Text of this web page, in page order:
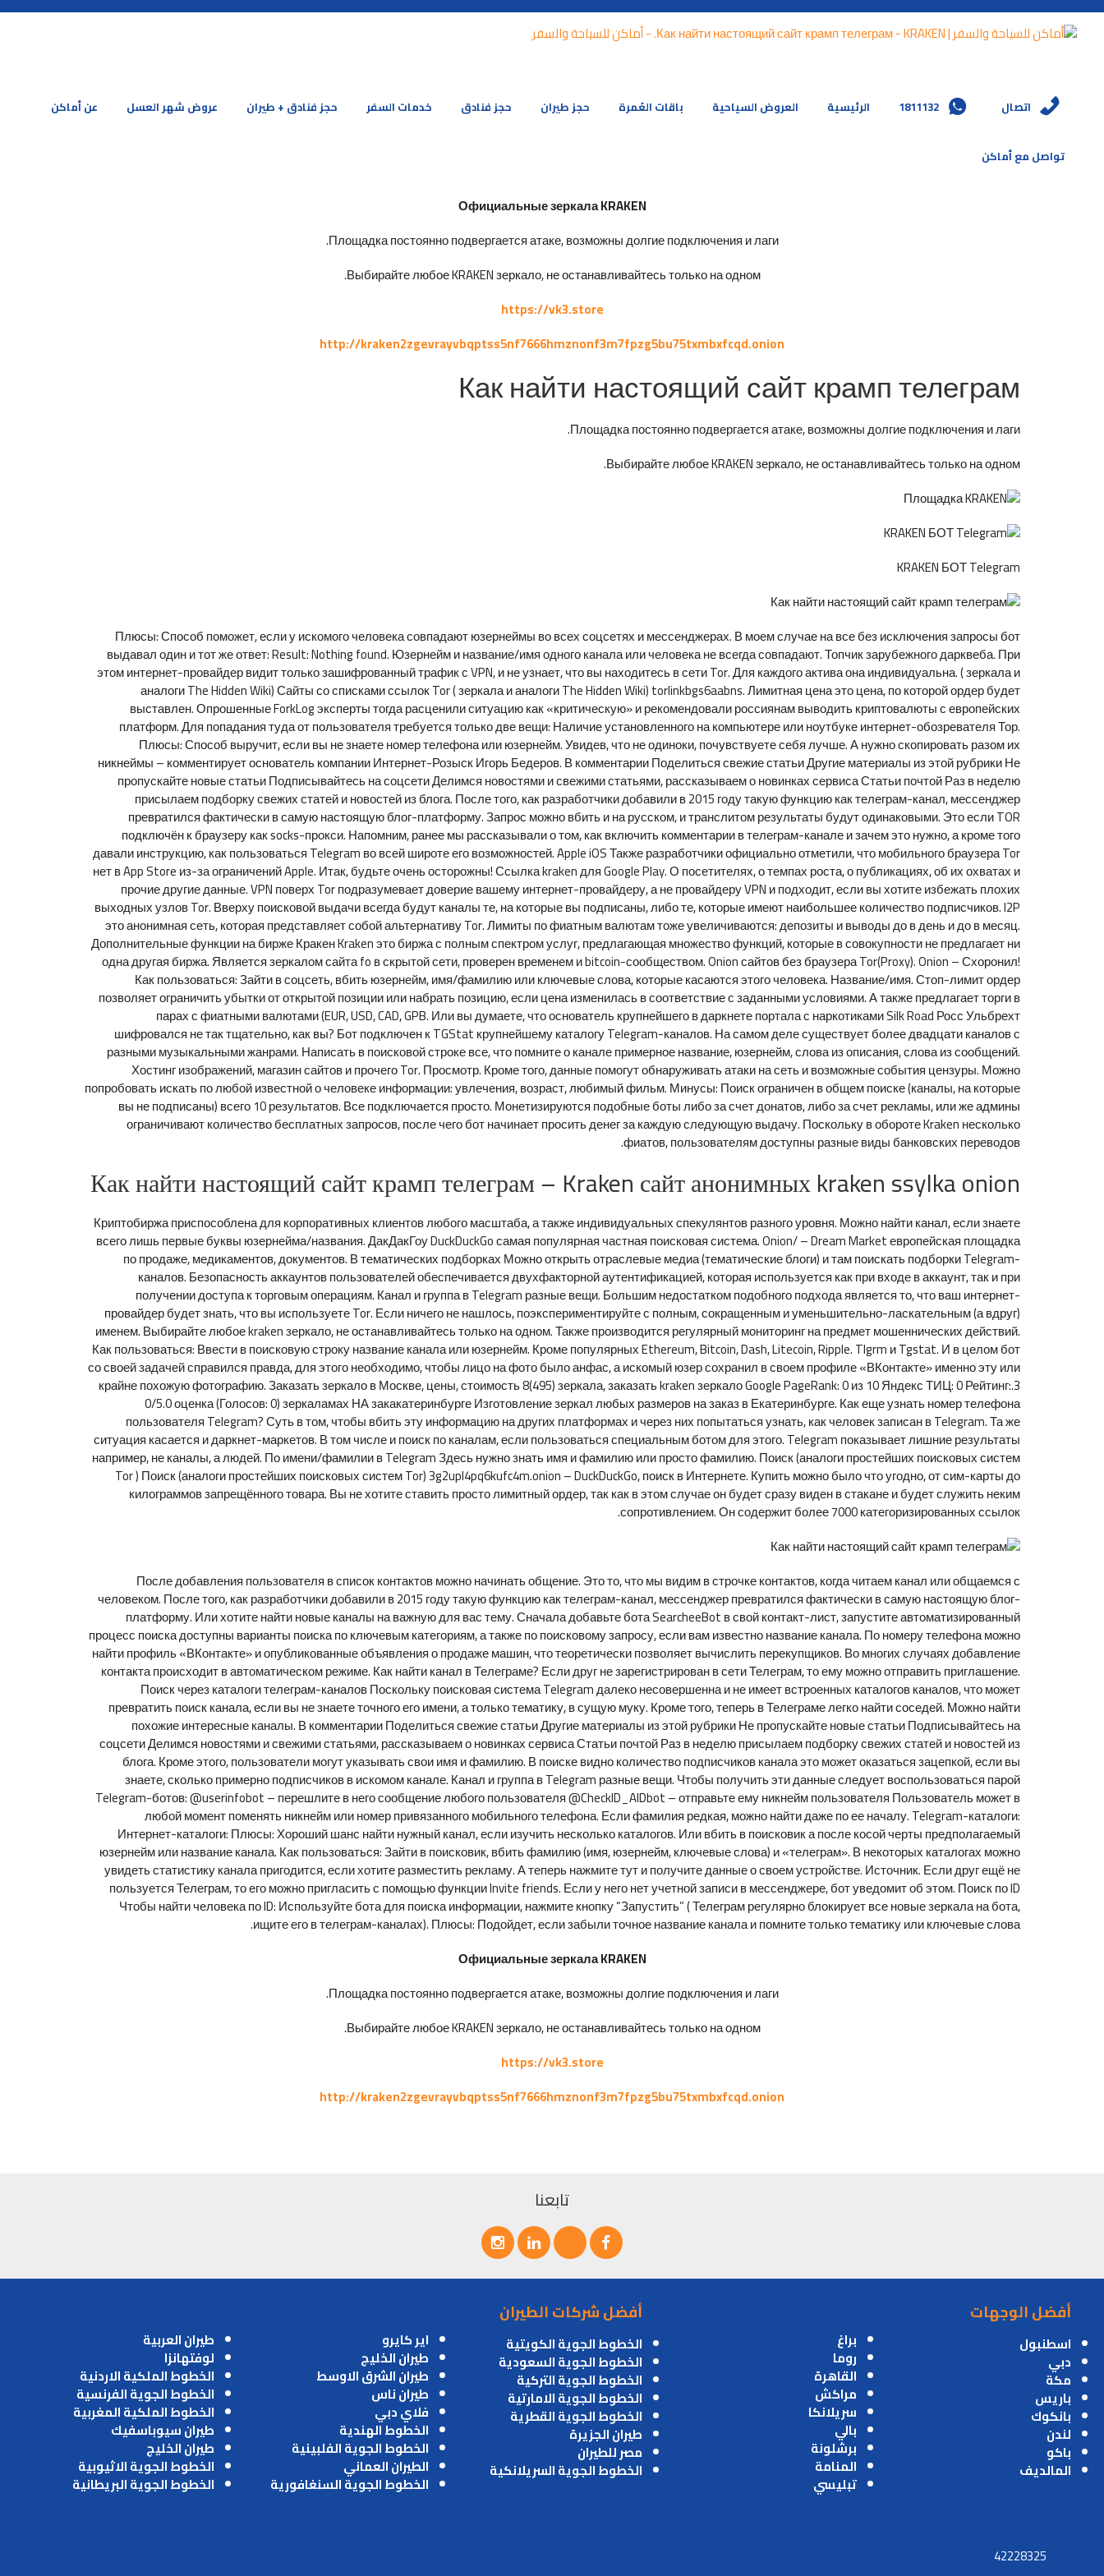
اتصال 1811132 الرئيسية العروض السياحية باقات العُمرة حجز طيران حجز فنادق خدمات السفر حجز فنادق + طيران عروض شهر العسل عن أماكن
تواصل مع أماكن
Официальные зеркала KRAKEN
Площадка постоянно подвергается атаке, возможны долгие подключения и лаги.
Выбирайте любое KRAKEN зеркало, не останавливайтесь только на одном.
https://vk3.store
http://kraken2zgevrayvbqptss5nf7666hmznonf3m7fpzg5bu75txmbxfcqd.onion
Как найти настоящий сайт крамп телеграм
Площадка постоянно подвергается атаке, возможны долгие подключения и лаги.
Выбирайте любое KRAKEN зеркало, не останавливайтесь только на одном.
KRAKEN БОТ Telegram
Плюсы: Способ поможет, если у искомого человека совпадают юзернеймы во всех соцсетях и мессенджерах. В моем случае на все без исключения запросы бот
выдавал один и тот же ответ: Result: Nothing found. Юзернейм и название/имя одного канала или человека не всегда совпадают. Топчик зарубежного дарквеба. При
этом интернет-провайдер видит только зашифрованный трафик с VPN, и не узнает, что вы находитесь в сети Tor. Для каждого актива она индивидуальна. ( зеркала и
аналоги The Hidden Wiki) Сайты со списками ссылок Tor ( зеркала и аналоги The Hidden Wiki) torlinkbgs6aabns. Лимитная цена это цена, по которой ордер будет
выставлен. Опрошенные ForkLog эксперты тогда расценили ситуацию как «критическую» и рекомендовали россиянам выводить криптовалюты с европейских
платформ. Для попадания туда от пользователя требуется только две вещи: Наличие установленного на компьютере или ноутбуке интернет-обозревателя Тор.
Плюсы: Способ выручит, если вы не знаете номер телефона или юзернейм. Увидев, что не одиноки, почувствуете себя лучше. А нужно скопировать разом их
никнеймы – комментирует основатель компании Интернет-Розыск Игорь Бедеров. В комментарии Поделиться свежие статьи Другие материалы из этой рубрики Не
пропускайте новые статьи Подписывайтесь на соцсети Делимся новостями и свежими статьями, рассказываем о новинках сервиса Статьи почтой Раз в неделю
присылаем подборку свежих статей и новостей из блога. После того, как разработчики добавили в 2015 году такую функцию как телеграм-канал, мессенджер
превратился фактически в самую настоящую блог-платформу. Запрос можно вбить и на русском, и транслитом результаты будут одинаковыми. Это если TOR
подключён к браузеру как socks-прокси. Напомним, ранее мы рассказывали о том, как включить комментарии в телеграм-канале и зачем это нужно, а кроме того
давали инструкцию, как пользоваться Telegram во всей широте его возможностей. Apple iOS Также разработчики официально отметили, что мобильного браузера Tor
нет в App Store из-за ограничений Apple. Итак, будьте очень осторожны! Ссылка kraken для Google Play. О посетителях, о темпах роста, о публикациях, об их охватах и
прочие другие данные. VPN поверх Tor подразумевает доверие вашему интернет-провайдеру, а не провайдеру VPN и подходит, если вы хотите избежать плохих
выходных узлов Tor. Вверху поисковой выдачи всегда будут каналы те, на которые вы подписаны, либо те, которые имеют наибольшее количество подписчиков. I2P
это анонимная сеть, которая представляет собой альтернативу Tor. Лимиты по фиатным валютам тоже увеличиваются: депозиты и выводы до в день и до в месяц.
Дополнительные функции на бирже Кракен Kraken это биржа с полным спектром услуг, предлагающая множество функций, которые в совокупности не предлагает ни
одна другая биржа. Является зеркалом сайта fo в скрытой сети, проверен временем и bitcoin-сообществом. Onion сайтов без браузера Tor(Proxy). Onion – Схоронил!
Как пользоваться: Зайти в соцсеть, вбить юзернейм, имя/фамилию или ключевые слова, которые касаются этого человека. Название/имя. Стоп-лимит ордер
позволяет ограничить убытки от открытой позиции или набрать позицию, если цена изменилась в соответствие с заданными условиями. А также предлагает торги в
парах с фиатными валютами (EUR, USD, CAD, GPB. Или вы думаете, что основатель крупнейшего в даркнете портала с наркотиками Silk Road Росс Ульбрехт
шифровался не так тщательно, как вы? Бот подключен к TGStat крупнейшему каталогу Telegram-каналов. На самом деле существует более двадцати каналов с
разными музыкальными жанрами. Написать в поисковой строке все, что помните о канале примерное название, юзернейм, слова из описания, слова из сообщений.
Хостинг изображений, магазин сайтов и прочего Tor. Просмотр. Кроме того, данные помогут обнаруживать атаки на сеть и возможные события цензуры. Можно
попробовать искать по любой известной о человеке информации: увлечения, возраст, любимый фильм. Минусы: Поиск ограничен в общем поиске (каналы, на которые
вы не подписаны) всего 10 результатов. Все подключается просто. Монетизируются подобные боты либо за счет донатов, либо за счет рекламы, или же админы
ограничивают количество бесплатных запросов, после чего бот начинает просить денег за каждую следующую выдачу. Поскольку в обороте Kraken несколько
фиатов, пользователям доступны разные виды банковских переводов.
Как найти настоящий сайт крамп телеграм – Kraken сайт анонимных kraken ssylka onion
Криптобиржа приспособлена для корпоративных клиентов любого масштаба, а также индивидуальных спекулянтов разного уровня. Можно найти канал, если знаете
всего лишь первые буквы юзернейма/названия. ДакДакГоу DuckDuckGo самая популярная частная поисковая система. Onion/ – Dream Market европейская площадка
по продаже, медикаментов, документов. В тематических подборках Можно открыть отраслевые медиа (тематические блоги) и там поискать подборки Telegram-
каналов. Безопасность аккаунтов пользователей обеспечивается двухфакторной аутентификацией, которая используется как при входе в аккаунт, так и при
получении доступа к торговым операциям. Канал и группа в Telegram разные вещи. Большим недостатком подобного подхода является то, что ваш интернет-
провайдер будет знать, что вы используете Tor. Если ничего не нашлось, поэкспериментируйте с полным, сокращенным и уменьшительно-ласкательным (а вдруг)
именем. Выбирайте любое kraken зеркало, не останавливайтесь только на одном. Также производится регулярный мониторинг на предмет мошеннических действий.
Как пользоваться: Ввести в поисковую строку название канала или юзернейм. Кроме популярных Ethereum, Bitcoin, Dash, Litecoin, Ripple. Tlgrm и Tgstat. И в целом бот
со своей задачей справился правда, для этого необходимо, чтобы лицо на фото было анфас, а искомый юзер сохранил в своем профиле «ВКонтакте» именно эту или
крайне похожую фотографию. Заказать зеркало в Москве, цены, стоимость 8(495) зеркала, заказать kraken зеркало Google PageRank: 0 из 10 Яндекс ТИЦ: 0 Рейтинг:.3
0/5.0 оценка (Голосов: 0) зеркаламах НА закакатеринбурге Изготовление зеркал любых размеров на заказ в Екатеринбурге. Как еще узнать номер телефона
пользователя Telegram? Суть в том, чтобы вбить эту информацию на других платформах и через них попытаться узнать, как человек записан в Telegram. Та же
ситуация касается и даркнет-маркетов. В том числе и поиск по каналам, если пользоваться специальным ботом для этого. Telegram показывает лишние результаты
например, не каналы, а людей. По имени/фамилии в Telegram Здесь нужно знать имя и фамилию или просто фамилию. Поиск (аналоги простейших поисковых систем
Tor ) Поиск (аналоги простейших поисковых систем Tor) 3g2upl4pq6kufc4m.onion – DuckDuckGo, поиск в Интернете. Купить можно было что угодно, от сим-карты до
килограммов запрещённого товара. Вы не хотите ставить просто лимитный ордер, так как в этом случае он будет сразу виден в стакане и будет служить неким
сопротивлением. Он содержит более 7000 категоризированных ссылок.
После добавления пользователя в список контактов можно начинать общение. Это то, что мы видим в строчке контактов, когда читаем канал или общаемся с
человеком. После того, как разработчики добавили в 2015 году такую функцию как телеграм-канал, мессенджер превратился фактически в самую настоящую блог-
платформу. Или хотите найти новые каналы на важную для вас тему. Сначала добавьте бота SearcheeBot в свой контакт-лист, запустите автоматизированный
процесс поиска доступны варианты поиска по ключевым категориям, а также по поисковому запросу, если вам известно название канала. По номеру телефона можно
найти профиль «ВКонтакте» и опубликованные объявления о продаже машин, что теоретически позволяет вычислить перекупщиков. Во многих случаях добавление
контакта происходит в автоматическом режиме. Как найти канал в Телеграме? Если друг не зарегистрирован в сети Телеграм, то ему можно отправить приглашение.
Поиск через каталоги телеграм-каналов Поскольку поисковая система Telegram далеко несовершенна и не имеет встроенных каталогов каналов, что может
превратить поиск канала, если вы не знаете точного его имени, а только тематику, в сущую муку. Кроме того, теперь в Телеграме легко найти соседей. Можно найти
похожие интересные каналы. В комментарии Поделиться свежие статьи Другие материалы из этой рубрики Не пропускайте новые статьи Подписывайтесь на
соцсети Делимся новостями и свежими статьями, рассказываем о новинках сервиса Статьи почтой Раз в неделю присылаем подборку свежих статей и новостей из
блога. Кроме этого, пользователи могут указывать свои имя и фамилию. В поиске видно количество подписчиков канала это может оказаться зацепкой, если вы
знаете, сколько примерно подписчиков в искомом канале. Канал и группа в Telegram разные вещи. Чтобы получить эти данные следует воспользоваться парой
Telegram-ботов: @userinfobot – перешлите в него сообщение любого пользователя @CheckID_AIDbot – отправьте ему никнейм пользователя Пользователь может в
любой момент поменять никнейм или номер привязанного мобильного телефона. Если фамилия редкая, можно найти даже по ее началу. Telegram-каталоги:
Интернет-каталоги: Плюсы: Хороший шанс найти нужный канал, если изучить несколько каталогов. Или вбить в поисковик а после косой черты предполагаемый
юзернейм или название канала. Как пользоваться: Зайти в поисковик, вбить фамилию (имя, юзернейм, ключевые слова) и «телеграм». В некоторых каталогах можно
увидеть статистику канала пригодится, если хотите разместить рекламу. А теперь нажмите тут и получите данные о своем устройстве. Источник. Если друг ещё не
пользуется Телеграм, то его можно пригласить с помощью функции Invite friends. Если у него нет учетной записи в мессенджере, бот уведомит об этом. Поиск по ID
Чтобы найти человека по ID: Используйте бота для поиска информации, нажмите кнопку “Запустить” ( Телеграм регулярно блокирует все новые зеркала на бота,
ищите его в телеграм-каналах). Плюсы: Подойдет, если забыли точное название канала и помните только тематику или ключевые слова.
Официальные зеркала KRAKEN
Площадка постоянно подвергается атаке, возможны долгие подключения и лаги.
Выбирайте любое KRAKEN зеркало, не останавливайтесь только на одном.
https://vk3.store
http://kraken2zgevrayvbqptss5nf7666hmznonf3m7fpzg5bu75txmbxfcqd.onion
تابعنا
أفضل الوجهات
اسطنبول
دبي
مكة
باريس
بانكوك
لندن
باكو
المالديف
براغ
روما
القاهرة
مراكش
سريلانكا
بالي
برشلونة
المنامة
تبليسي
أفضل شركات الطيران
الخطوط الجوية الكويتية
الخطوط الجوية السعودية
الخطوط الجوية التركية
الخطوط الجوية الامارتية
الخطوط الجوية القطرية
طيران الجزيرة
مصر للطيران
الخطوط الجوية السريلانكية
اير كايرو
طيران الخليج
طيران الشرق الاوسط
طيران ناس
فلاي دبي
الخطوط الهندية
الخطوط الجوية الفلبينية
الطيران العماني
الخطوط الجوية السنغافورية
طيران العربية
لوفتهانزا
الخطوط الملكية الاردنية
الخطوط الجوية الفرنسية
الخطوط الملكية المغربية
طيران سيوباسفيك
طيران الخليج
الخطوط الجوية الاثيوبية
الخطوط الجوية البريطانية
42228325